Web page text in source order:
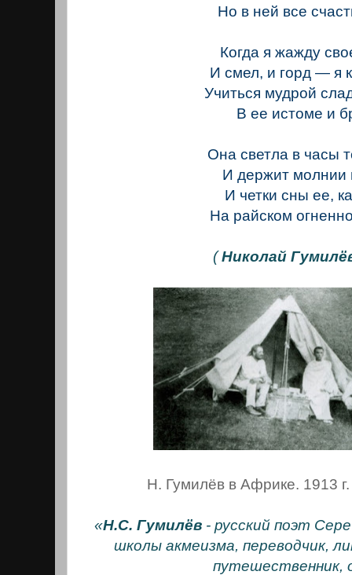
Но в ней все
Когда я жажду
И смел, и горд — я
Учиться мудрой
В ее истоме и
Она светла в часы
И держит молнии
И четки сны ее,
На райском
(Николай
Н. Гумилёв в Африке. 1913
«Н.С. Гумилёв - русский поэт
школы акмеизма, переводчик,
путешественник,